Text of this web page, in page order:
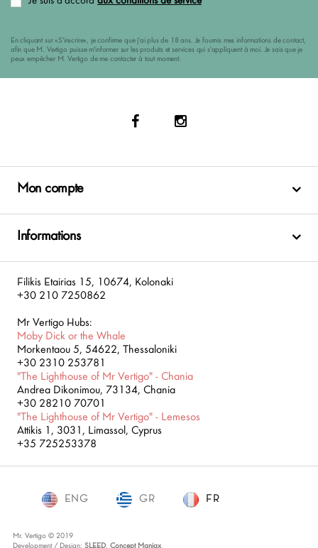
En cliquant sur «S'inscrire», je confirme que j'ai plus de 18 ans. Je fournis mes informations de contact,
afin que M. Vertigo puisse m'informer sur les produits et services qui s'appliquent à moi. Je sais que je
peux empêcher M. Vertigo de me contacter à tout moment.
Mon compte
Informations
Filikis Etairias 15, 10674, Kolonaki
+30 210 7250862
Mr Vertigo Hubs:
Moby Dick or the Whale
Morkentaou 5, 54622, Thessaloniki
+30 2310 253781
"The Lighthouse of Mr Vertigo" - Chania
Andrea Dikonimou, 73134, Chania
+30 28210 70701
"The Lighthouse of Mr Vertigo" - Lemesos
Attikis 1, 3031, Limassol, Cyprus
+35 725253378
ENG GR FR
Mr. Vertigo © 2019
Development / Design: SLEED, Concept Maniax